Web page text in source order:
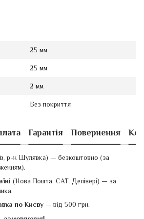
25 мм
25 мм
2 мм
Без покриття
Гарантія Повернення
р-н Шулявка) — безкоштовно (за
(Нова Пошта, САТ, Делівері) — за
по Києву — від 500 грн.